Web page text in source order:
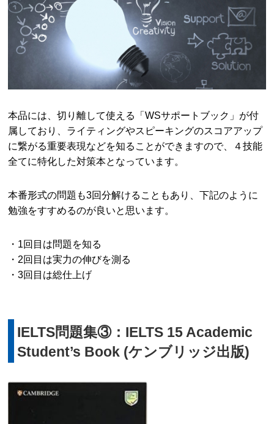
本品には、切り離して使える「WSサポートブック」が付
属しており、ライティングやスピーキングのスコアアップ
に繋がる重要表現などを知ることができますので、４技能
全てに特化した対策本となっています。
本番形式の問題も3回分解けることもあり、下記のように
勉強をすすめるのが良いと思います。
・1回目は問題を知る
・2回目は実力の伸びを測る
・3回目は総仕上げ
IELTS問題集③：IELTS 15 Academic
Student’s Book (ケンブリッジ出版)